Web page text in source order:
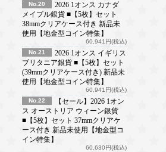
No.20
2026 1オンス カナダ
メイプル銀貨 ■【5枚】セット
38mmクリアケース付き 新品未
使用【地金型コイン特集】
60,941円(税込)
No.21
2026 1オンス イギリス
ブリタニア銀貨 ■【5枚】セット
(39mmクリアケース付き) 新品未
使用【地金型コイン特集】
60,941円(税込)
No.22
【セール】2026 1オン
ス オーストリア ウィーン銀貨
■【5枚】セット 37mmクリアケ
ース付き 新品未使用【地金型コ
イン特集】
60,630円(税込)